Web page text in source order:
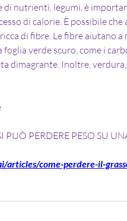
di nutrienti, legumi, è
di calorie. È possibile
di fibre. Le fibre aiutano
foglia verde scuro, come i
dimagrante. Inoltre,
PERDERE PESO SU
come-perdere-il-